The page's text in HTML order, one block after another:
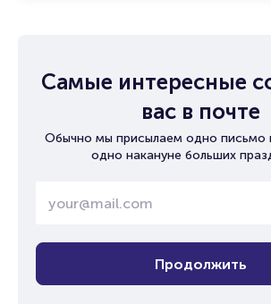
Самые интересные
вас в почте
Обычно мы присылаем одно письмо
одно накануне больших
Продолжить